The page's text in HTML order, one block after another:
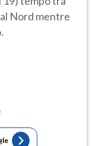
Nord mentre